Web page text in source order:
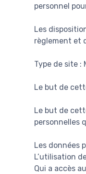
personnel
Les
règlement et
Type de site :
Le but de
Le but de
personnelles
Les données
L’utilisation
Qui a accès